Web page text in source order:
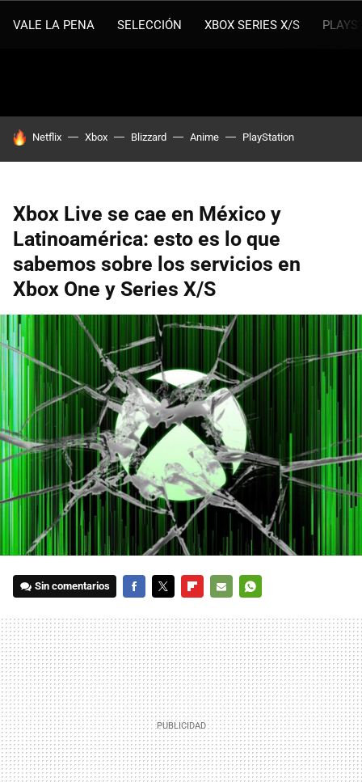
VALE LA PENA SELECCIÓN XBOX SERIES X/S
HOY SE HABLA DE
Netflix Xbox Blizzard Anime PlayStation
Xbox Live se cae en México y
Latinoamérica: esto es lo que
sabemos sobre los servicios en
Xbox One y Series X/S
Sin comentarios
MAIL